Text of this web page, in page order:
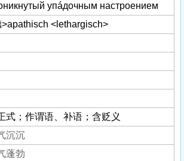
упáдочным настроением
>apathisch <lethargisch>
式；作谓语、补语；含贬义
沉沉
蓬勃